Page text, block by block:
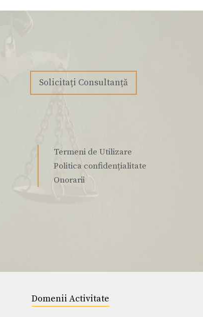
Solicitați Consultanță
Termeni de Utilizare
Politica confidențialitate
Onorarii
Domenii Activitate